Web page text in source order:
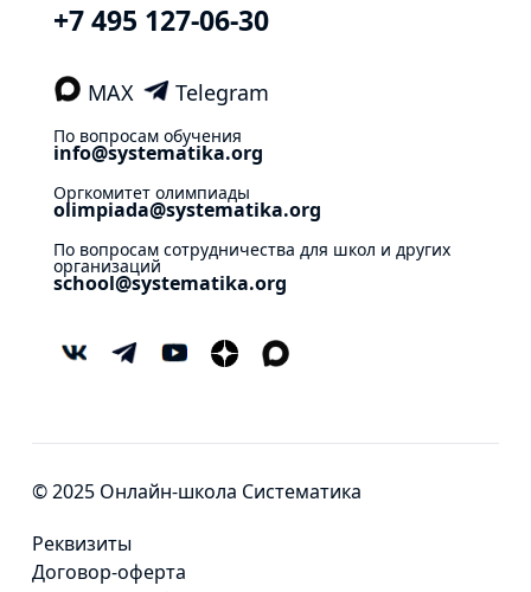
+7 495 127-06-30
MAX Telegram
По вопросам обучения
info@systematika.org
Оргкомитет олимпиады
olimpiada@systematika.org
По вопросам сотрудничества для школ и других
организаций
school@systematika.org
© 2025 Онлайн-школа Систематика
Реквизиты
Договор-оферта